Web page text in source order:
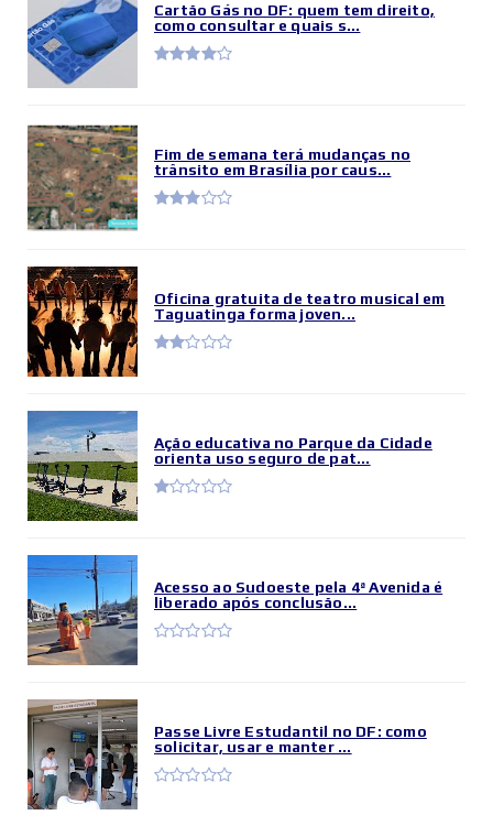
Cartão Gás no DF: quem tem direito,
como consultar e quais s...
Fim de semana terá mudanças no
trânsito em Brasília por caus...
Oficina gratuita de teatro musical em
Taguatinga forma joven...
Ação educativa no Parque da Cidade
orienta uso seguro de pat...
Acesso ao Sudoeste pela 4ª Avenida é
liberado após conclusão...
Passe Livre Estudantil no DF: como
solicitar, usar e manter ...